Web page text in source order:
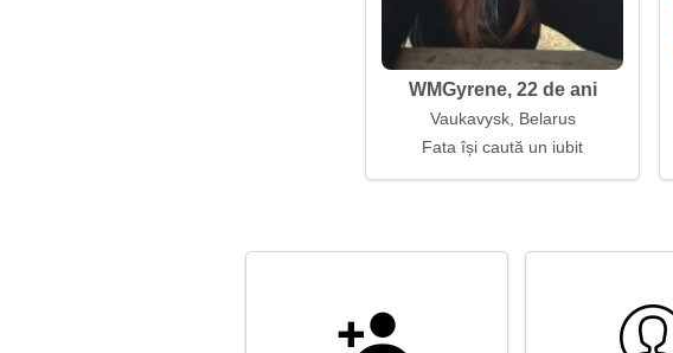
WMGyrene, 22 de ani
Vaukavysk, Belarus
Fata își caută un iubit